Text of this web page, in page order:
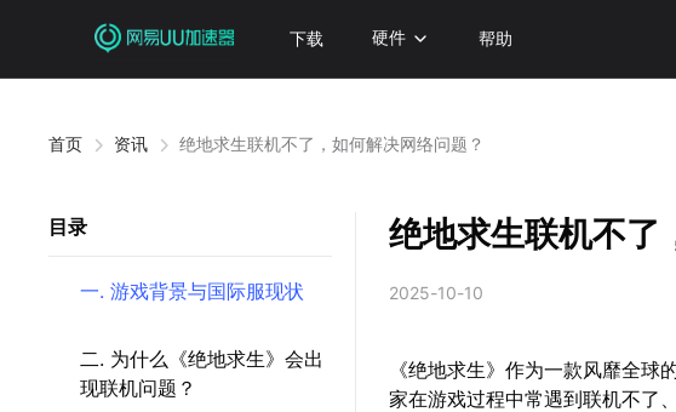
下载 硬件 帮助
首页 资讯 绝地求生联机不了，如何解决网络问题？
目录
一. 游戏背景与国际服现状
二. 为什么《绝地求生》会出
现联机问题？
绝地求生联机不了
2025-10-10
《绝地求生》作为一款风靡全
家在游戏过程中常遇到联机不了